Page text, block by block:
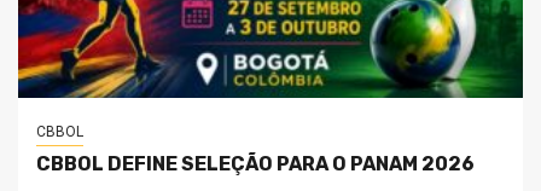
CBBOL
CBBOL DEFINE SELEÇÃO PARA O PANAM 2026